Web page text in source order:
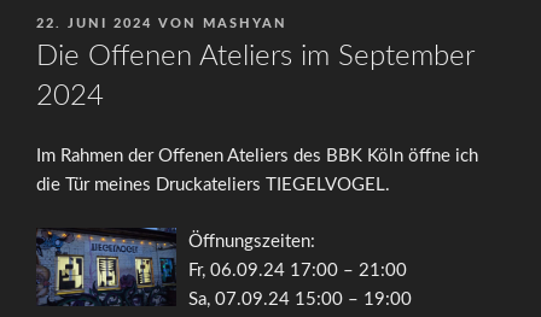
VERÖFFENTLICHT
AM
22. JUNI 2024 VON MASHYAN
Die Offenen Ateliers im September
2024
Im Rahmen der Offenen Ateliers des BBK Köln öffne ich
die Tür meines Druckateliers TIEGELVOGEL.
Öffnungszeiten:
Fr, 06.09.24 17:00 – 21:00
Sa, 07.09.24 15:00 – 19:00